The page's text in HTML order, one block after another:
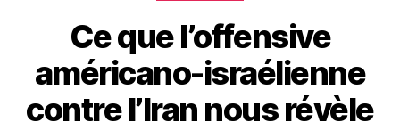
Ce que l’offensive
américano-israélienne
contre l’Iran nous révèle